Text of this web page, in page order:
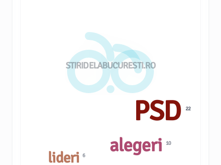
STIRIDELABUCURESTI.RO
lideri 6 alegeri 10
PSD22